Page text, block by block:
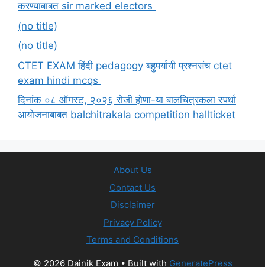
करण्याबाबत sir marked electors
(no title)
(no title)
CTET EXAM हिंदी pedagogy बहुपर्यायी प्रश्नसंच ctet
exam hindi mcqs
दिनांक ०८ ऑगस्ट, २०२६ रोजी होणा-या बालचित्रकला स्पर्धा
आयोजनाबाबत balchitrakala competition hallticket
About Us
Contact Us
Disclaimer
Privacy Policy
Terms and Conditions
© 2026 Dainik Exam • Built with GeneratePress